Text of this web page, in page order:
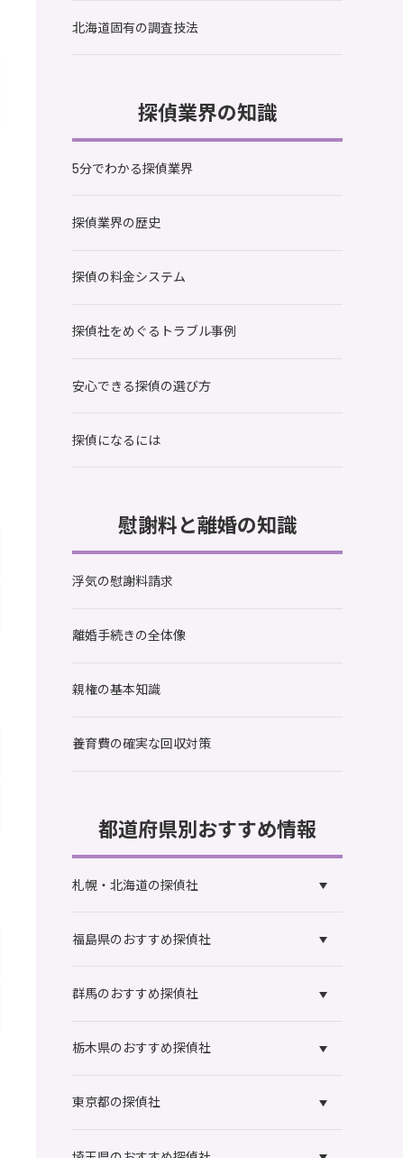
北海道固有の調査技法
探偵業界の知識
5分でわかる探偵業界
探偵業界の歴史
探偵の料金システム
探偵社をめぐるトラブル事例
安心できる探偵の選び方
探偵になるには
慰謝料と離婚の知識
浮気の慰謝料請求
離婚手続きの全体像
親権の基本知識
養育費の確実な回収対策
都道府県別おすすめ情報
札幌・北海道の探偵社
福島県のおすすめ探偵社
群馬のおすすめ探偵社
栃木県のおすすめ探偵社
東京都の探偵社